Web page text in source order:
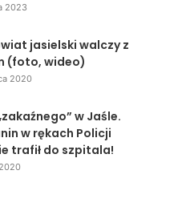
2023
jasielski walczy z
(foto, wideo)
2020
w Jaśle.
w rękach Policji
trafił do szpitala!